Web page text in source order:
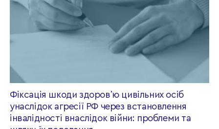
Фіксація шкоди здоровʼю цивільних осіб
унаслідок агресії РФ через встановлення
інвалідності внаслідок війни: проблеми та